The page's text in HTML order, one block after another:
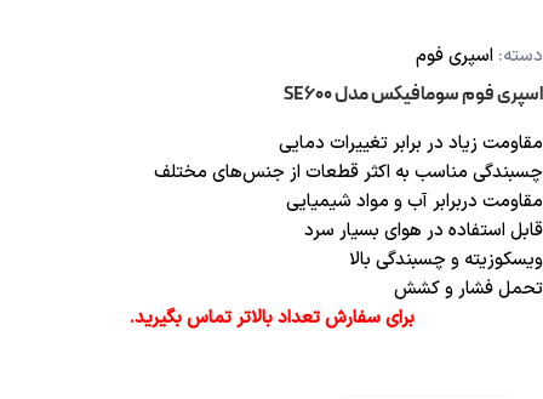
دسته: اسپری فوم
اسپری فوم سومافیکس مدل SE600
مقاومت زیاد در برابر تغییرات دمایی
چسبندگی مناسب به اکثر قطعات از جنس‌های مختلف
مقاومت دربرابر آب و مواد شیمیایی
قابل استفاده در هوای بسیار سرد
ویسکوزیته و چسبندگی بالا
تحمل فشار و کشش
برای سفارش تعداد بالاتر تماس بگیرید.